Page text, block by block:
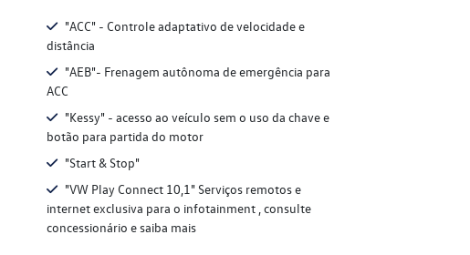
"ACC" - Controle adaptativo de velocidade e
distância
"AEB"- Frenagem autônoma de emergência para
ACC
"Kessy" - acesso ao veículo sem o uso da chave e
botão para partida do motor
"Start & Stop"
"VW Play Connect 10,1" Serviços remotos e
internet exclusiva para o infotainment , consulte
concessionário e saiba mais